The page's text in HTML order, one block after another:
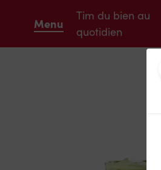
Menu
Tim du bien au
quotidien